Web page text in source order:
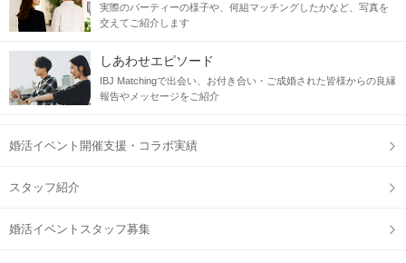
実際のパーティーの様子や、何組マッチングしたかなど、写真を
交えてご紹介します
しあわせエピソード
IBJ Matchingで出会い、お付き合い・ご成婚された皆様からの良縁
報告やメッセージをご紹介
婚活イベント開催支援・コラボ実績
スタッフ紹介
婚活イベントスタッフ募集